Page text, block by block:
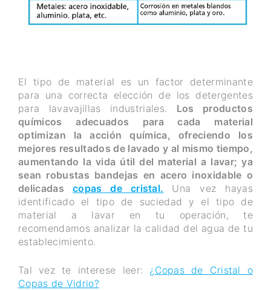
El tipo de material es un factor determinante
para una correcta elección de los detergentes
para lavavajillas industriales. Los productos
químicos adecuados para cada material
optimizan la acción química, ofreciendo los
mejores resultados de lavado y al mismo tiempo,
aumentando la vida útil del material a lavar; ya
sean robustas bandejas en acero inoxidable o
delicadascopas de cristal.
Una vez hayas
identificado el tipo de suciedad y el tipo de
material a lavar en tu operación, te
recomendamos analizar la calidad del agua de tu
establecimiento.
Tal vez te interese leer: ¿Copas de Cristal o
Copas de Vidrio?